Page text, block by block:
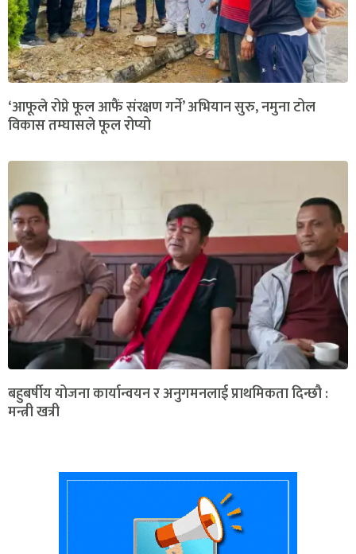
‘आफूले रोप्ने फूल आफैं संरक्षण गर्ने’ अभियान सुरु, नमुना टोल
विकास तम्घासले फूल रोप्यो
बहुबर्षीय योजना कार्यान्वयन र अनुगमनलाई प्राथमिकता दिन्छौ :
मन्त्री खत्री